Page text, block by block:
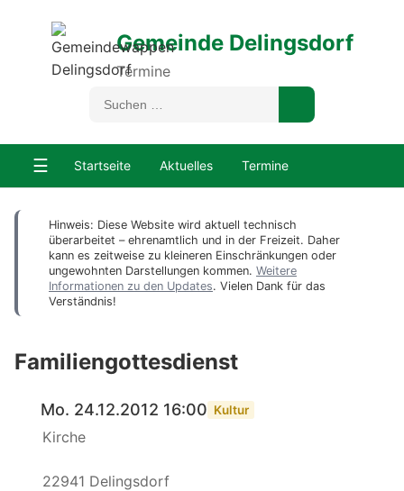
Gemeinde Delingsdorf
Termine
☰ Startseite Aktuelles Termine
Hinweis: Diese Website wird aktuell technisch
überarbeitet – ehrenamtlich und in der Freizeit. Daher
kann es zeitweise zu kleineren Einschränkungen oder
ungewohnten Darstellungen kommen. Weitere
Informationen zu den Updates. Vielen Dank für das
Verständnis!
Familiengottesdienst
Mo. 24.12.2012 16:00 Kultur
Kirche
22941 Delingsdorf